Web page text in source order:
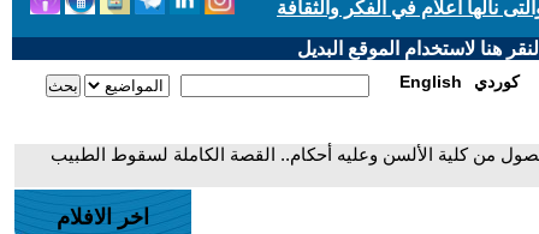
نالها أعلام في الفكر والثقافة
هنا لاستخدام الموقع البديل
English كوردي
من كلية الألسن وعليه أحكام.. القصة الكاملة لسقوط الطبيب
اخر الافلام